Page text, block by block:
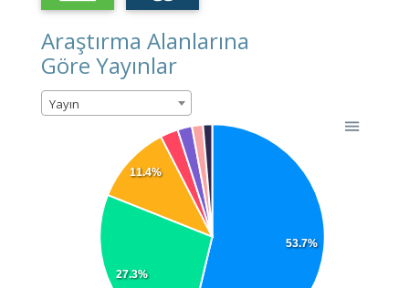
Araştırma Alanlarına
Göre Yayınlar
Yayın
53.7%
27.3%
11.4%